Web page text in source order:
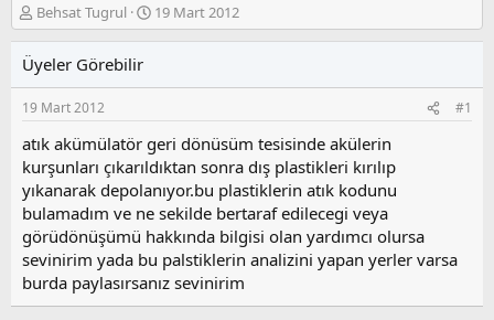
K
o
u
y
u
a
ş
l
a
t
a
n
Behsat Tugrul
B
a
a
ı
ç
t
a
r
i
h
i
19 Mart 2012
Üyeler Görebilir
19 Mart 2012 #1
atık akümülatör geri dönüsüm tesisinde akülerin
kurşunları çıkarıldıktan sonra dış plastikleri kırılıp
yıkanarak depolanıyor.bu plastiklerin atık kodunu
bulamadım ve ne sekilde bertaraf edilecegi veya
görüdönüşümü hakkında bilgisi olan yardımcı olursa
sevinirim yada bu palstiklerin analizini yapan yerler varsa
burda paylasırsanız sevinirim